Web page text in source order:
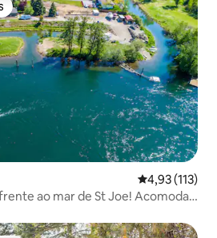
Classificação
4,93 (113)
ao mar de St Joe! Acomoda 7